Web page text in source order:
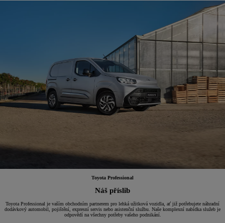
Toyota Professional
Náš příslib
Toyota Professional je vaším obchodním partnerem pro lehká užitková vozidla, ať již potřebujete náhradní
dodávkový automobil, pojištění, expresní servis nebo asistenční službu. Naše komplexní nabídka služeb je
odpovědí na všechny potřeby vašeho podnikání.